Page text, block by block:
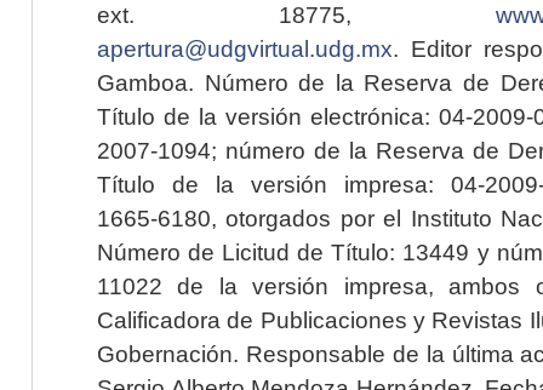
ext. 18775,
apertura@udgvirtual.udg.mx. Editor
Gamboa. Número de la Reserva de
Título de la versión electrónica: 04-2009-
2007-1094; número de la Reserva de
Título de la versión impresa: 04-2009-
1665-6180, otorgados por el Instituto
Número de Licitud de Título: 13449 y
11022 de la versión impresa, ambos
Calificadora de Publicaciones y Revistas
Gobernación. Responsable de la última